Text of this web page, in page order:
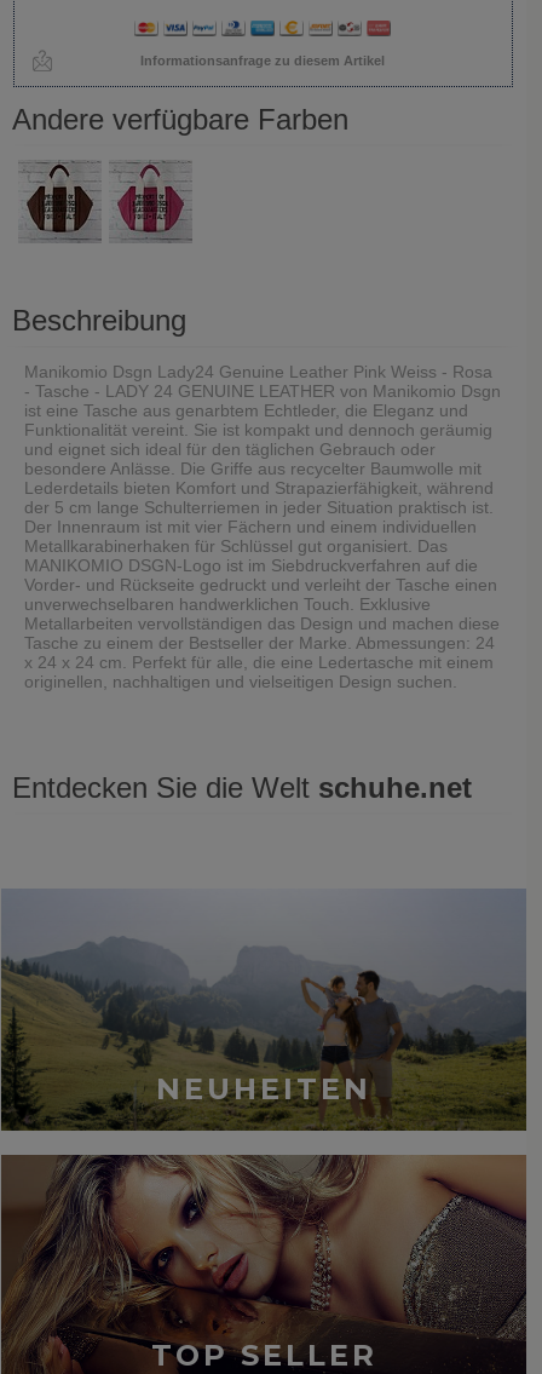
Informationsanfrage zu diesem Artikel
Andere verfügbare Farben
Beschreibung
Manikomio Dsgn Lady24 Genuine Leather Pink Weiss - Rosa
- Tasche - LADY 24 GENUINE LEATHER von Manikomio Dsgn
ist eine Tasche aus genarbtem Echtleder, die Eleganz und
Funktionalität vereint. Sie ist kompakt und dennoch geräumig
und eignet sich ideal für den täglichen Gebrauch oder
besondere Anlässe. Die Griffe aus recycelter Baumwolle mit
Lederdetails bieten Komfort und Strapazierfähigkeit, während
der 5 cm lange Schulterriemen in jeder Situation praktisch ist.
Der Innenraum ist mit vier Fächern und einem individuellen
Metallkarabinerhaken für Schlüssel gut organisiert. Das
MANIKOMIO DSGN-Logo ist im Siebdruckverfahren auf die
Vorder- und Rückseite gedruckt und verleiht der Tasche einen
unverwechselbaren handwerklichen Touch. Exklusive
Metallarbeiten vervollständigen das Design und machen diese
Tasche zu einem der Bestseller der Marke. Abmessungen: 24
x 24 x 24 cm. Perfekt für alle, die eine Ledertasche mit einem
originellen, nachhaltigen und vielseitigen Design suchen.
Entdecken Sie die Welt schuhe.net
NEUHEITEN
TOP SELLER